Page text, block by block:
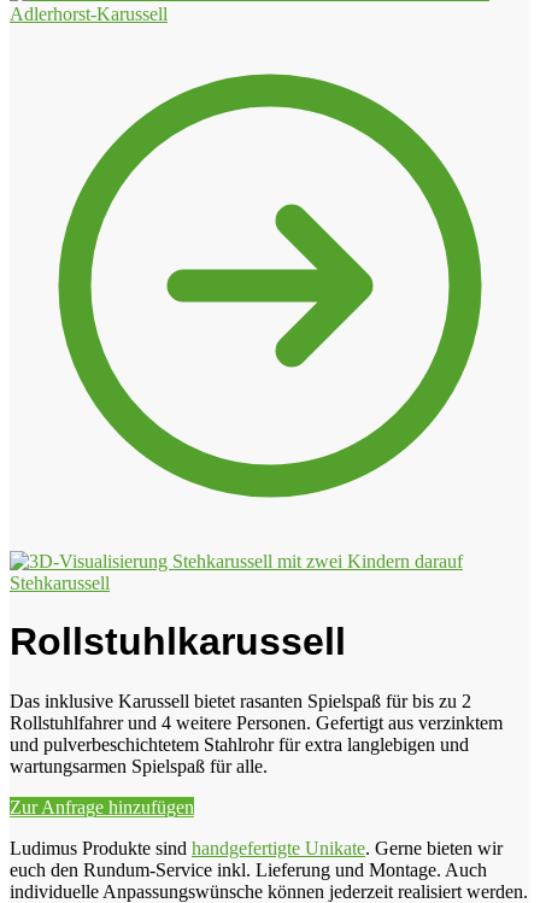
Adlerhorst-Karussell
Stehkarussell
Rollstuhlkarussell
Das inklusive Karussell bietet rasanten Spielspaß für bis zu 2
Rollstuhlfahrer und 4 weitere Personen. Gefertigt aus verzinktem
und pulverbeschichtetem Stahlrohr für extra langlebigen und
wartungsarmen Spielspaß für alle.
Zur Anfrage hinzufügen
Ludimus Produkte sind handgefertigte Unikate. Gerne bieten wir
euch den Rundum-Service inkl. Lieferung und Montage. Auch
individuelle Anpassungswünsche können jederzeit realisiert werden.